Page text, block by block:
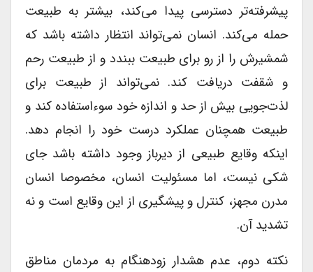
پیشرفته‌تر دسترسی پیدا می‌کند، بیشتر به طبیعت
حمله می‌کند. انسان نمی‌تواند انتظار داشته باشد که
شمشیرش را از رو برای طبیعت ببندد و از طبیعت رحم
و شقفت دریافت کند. نمی‌تواند از طبیعت برای
لذت‌جویی بیش از حد و اندازه خود سوء‌استفاده کند و
طبیعت همچنان عملکرد درست خود را انجام دهد.
اینکه وقایع طبیعی از دیرباز وجود داشته باشد جای
شکی نیست، اما مسئولیت انسان، مخصوصا انسان
مدرن مجهز، کنترل و پیشگیری از این وقایع است و نه
تشدید آن.
نکته دوم، عدم هشدار زودهنگام به مردمان مناطق